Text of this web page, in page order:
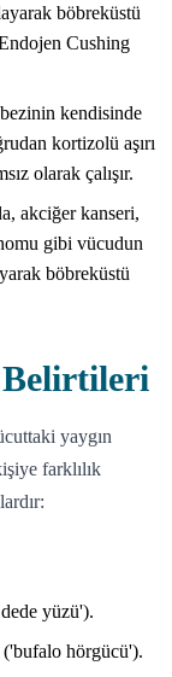
böbreküstü
Cushing
kendisinde
kortizolü aşırı
olarak çalışır.
akciğer kanseri,
gibi vücudun
böbreküstü
yaygın
farklılık
yüzü').
('bufalo hörgücü').